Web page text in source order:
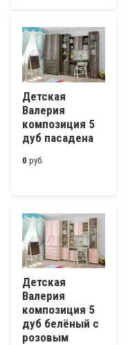
Детская
Валерия
композиция 5
дуб пасадена
0 руб.
Детская
Валерия
композиция 5
дуб белёный с
розовым